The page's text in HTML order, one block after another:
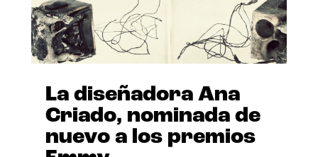
La diseñadora Ana
Criado, nominada de
nuevo a los premios